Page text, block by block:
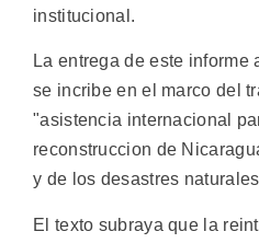
institucional.
La entrega de este informe
se incribe en el marco del
"asistencia internacional
reconstruccion de
y de los desastres
El texto subraya que la